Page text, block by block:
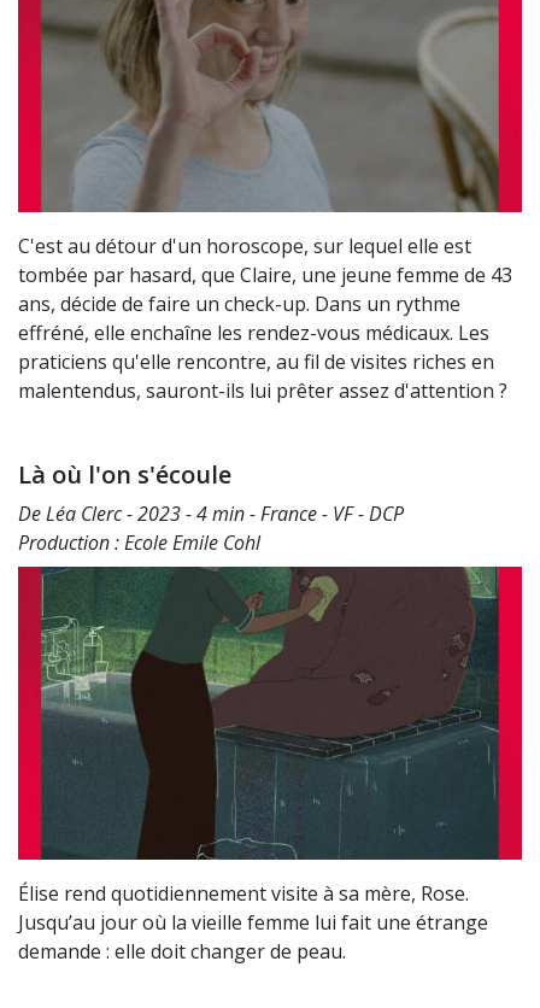
C'est au détour d'un horoscope, sur lequel elle est
tombée par hasard, que Claire, une jeune femme de 43
ans, décide de faire un check-up. Dans un rythme
effréné, elle enchaîne les rendez-vous médicaux. Les
praticiens qu'elle rencontre, au fil de visites riches en
malentendus, sauront-ils lui prêter assez d'attention ?
Là où l'on s'écoule
De Léa Clerc - 2023 - 4 min - France - VF - DCP
Production : Ecole Emile Cohl
Élise rend quotidiennement visite à sa mère, Rose.
Jusqu’au jour où la vieille femme lui fait une étrange
demande : elle doit changer de peau.